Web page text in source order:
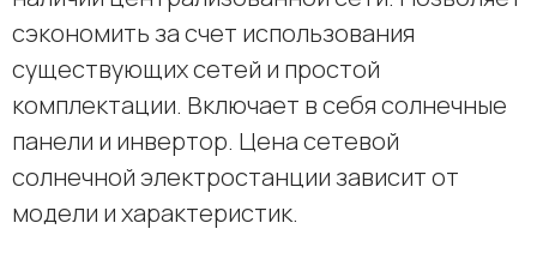
сэкономить за счет использования
существующих сетей и простой
комплектации. Включает в себя солнечные
панели и инвертор. Цена сетевой
солнечной электростанции зависит от
модели и характеристик.